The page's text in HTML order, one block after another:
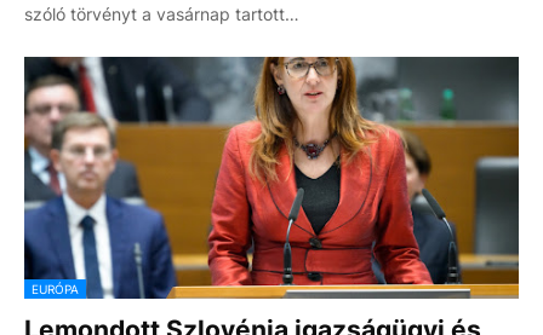
szóló törvényt a vasárnap tartott…
EURÓPA